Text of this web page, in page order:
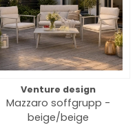
Venture design
Mazzaro soffgrupp -
beige/beige